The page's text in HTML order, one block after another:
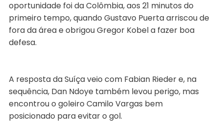
oportunidade foi da Colômbia, aos 21 minutos do
primeiro tempo, quando Gustavo Puerta arriscou de
fora da área e obrigou Gregor Kobel a fazer boa
defesa.
A resposta da Suíça veio com Fabian Rieder e, na
sequência, Dan Ndoye também levou perigo, mas
encontrou o goleiro Camilo Vargas bem
posicionado para evitar o gol.